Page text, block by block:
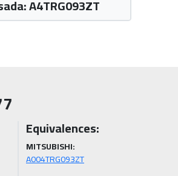
A4TRG093ZT
Equivalences:
MITSUBISHI:
A004TRG093ZT